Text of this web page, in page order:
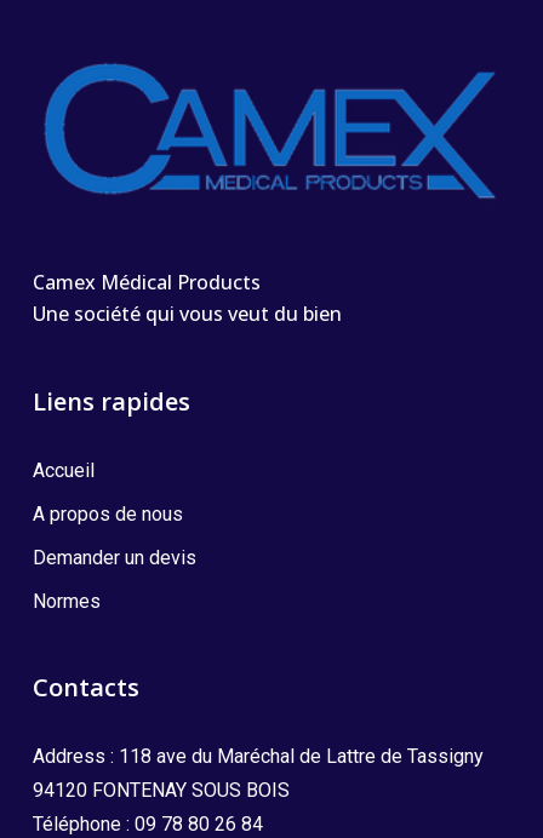
Camex Médical Products
Une société qui vous veut du bien
Liens rapides
Accueil
A propos de nous
Demander un devis
Normes
Contacts
Address : 118 ave du Maréchal de Lattre de Tassigny
94120 FONTENAY SOUS BOIS
Téléphone : 09 78 80 26 84